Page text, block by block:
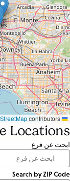
Leaflet
contributors
Locations
ابحث عن فرع
Distance
Search by ZIP Code